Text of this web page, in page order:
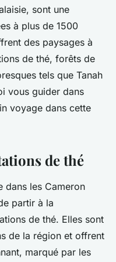
une visite
dans les
sont une
à plus de 1500
des paysages à
de thé, forêts de
tels que Tanah
vous guider dans
voyage dans cette
de thé
dans les Cameron
partir à la
de thé. Elles sont
de la région et offrent
marqué par les